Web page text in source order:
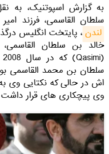
سلطان القاسمی، فرزند امیر
لندن، پایتخت انگلیس
خالد بن سلطان
سلطان بن محمد القاسمی
اش در حالی که نکتایی وی
وی پیچکاری های قرار داشت